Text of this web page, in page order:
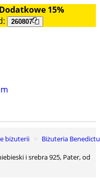
Dodatkowe 15%
260807
biżuterii
Biżuteria